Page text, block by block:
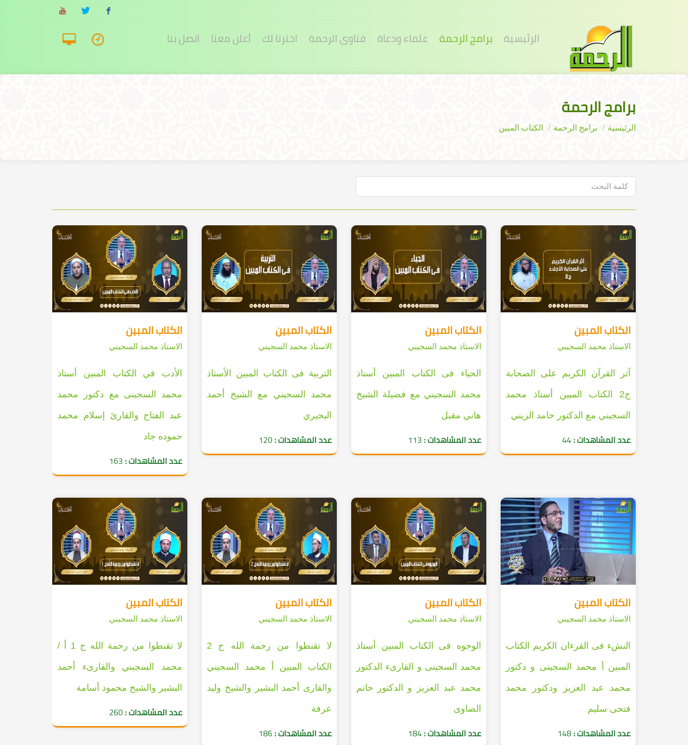
الرئيسية برامج الرحمة علماء ودعاة فتاوى الرحمة اخترنا لك أعلن معنا اتصل بنا
برامج الرحمة
الرئيسية برامج الرحمة الكتاب المبين
الكتاب المبين
الاستاذ محمد السجيني
آثر القرآن الكريم على الصحابة
ج2 الكتاب المبين أستاذ محمد
السجيني مع الدكتور حامد الزيني
عدد المشاهدات :44
الكتاب المبين
الاستاذ محمد السجيني
الحياء فى الكتاب المبين أستاذ
محمد السجيني مع فضيلة الشيخ
هاني مقبل
عدد المشاهدات : 113
الكتاب المبين
الاستاذ محمد السجيني
التربية فى الكتاب المبين الأستاذ
محمد السجيني مع الشيخ أحمد
البحيري
عدد المشاهدات :120
الكتاب المبين
الاستاذ محمد السجيني
الأدب في الكتاب المبين أستاذ
محمد السجينى مع دكتور محمد
عبد الفتاح والقارئ إسلام محمد
حموده جاد
عدد المشاهدات : 163
الكتاب المبين
الاستاذ محمد السجيني
النشء فى القرءان الكريم الكتاب
المبين أ محمد السجينى و دكتور
محمد عبد العزيز ودكتور محمد
فتحى سليم
عدد المشاهدات :148
الكتاب المبين
الاستاذ محمد السجيني
الوجوه فى الكتاب المبين أستاذ
محمد السجينى و القارىء الدكتور
محمد عبد العزيز و الدكتور حاتم
الصاوى
عدد المشاهدات :184
الكتاب المبين
الاستاذ محمد السجيني
لا تقنطوا من رحمة الله ج 2
الكتاب المبين أ محمد السجيني
والقارى أحمد البشير والشيخ وليد
عرفة
عدد المشاهدات :186
الكتاب المبين
الاستاذ محمد السجيني
لا تقنطوا من رحمة الله ج 1 أ /
محمد السجيني والقارىء أحمد
البشير والشيخ محمود أسامة
عدد المشاهدات :260